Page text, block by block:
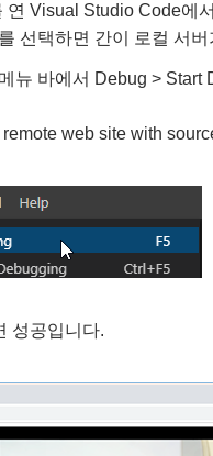
Visual Studio Code에
를 선택하면 간이 로컬 서
뉴 바에서 Debug >
web site with
성공입니다.